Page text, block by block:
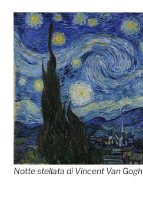
Notte stellata di Vincent Van Gogh